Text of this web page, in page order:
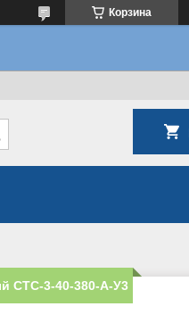
Корзина
СТС-3-40-380-А-У3